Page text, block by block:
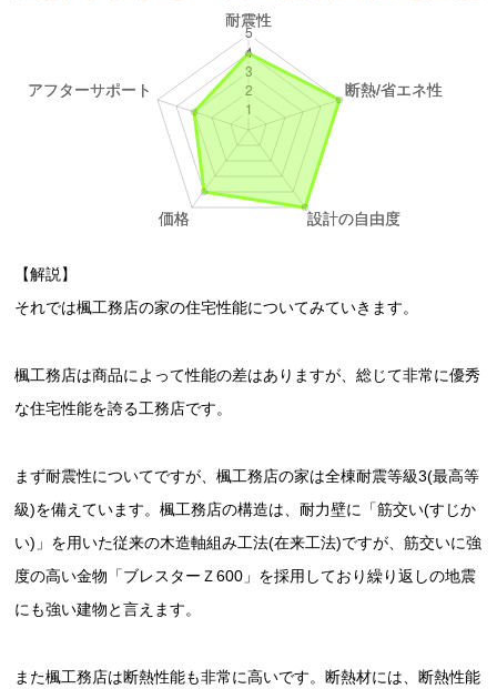
【解説】
それでは楓工務店の家の住宅性能についてみていきます。
楓工務店は商品によって性能の差はありますが、総じて非常に優秀
な住宅性能を誇る工務店です。
まず耐震性についてですが、楓工務店の家は全棟耐震等級3(最高等
級)を備えています。楓工務店の構造は、耐力壁に「筋交い(すじか
い)」を用いた従来の木造軸組み工法(在来工法)ですが、筋交いに強
度の高い金物「ブレスターＺ600」を採用しており繰り返しの地震
にも強い建物と言えます。
また楓工務店は断熱性能も非常に高いです。断熱材には、断熱性能